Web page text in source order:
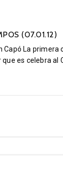
(07.01.12)
Capó La
es celebra al